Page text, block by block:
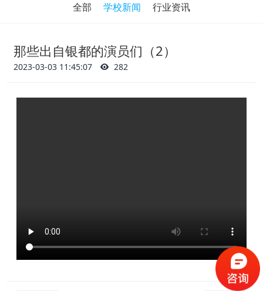
全部 学校新闻 行业资讯
那些出自银都的演员们（2）
2023-03-03 11:45:07 282